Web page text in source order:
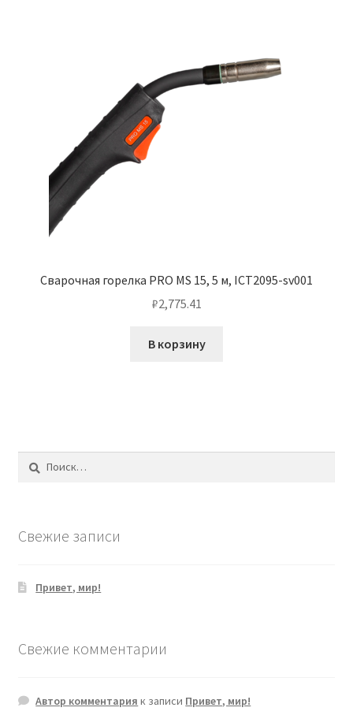
Сварочная горелка PRO MS 15, 5 м, ICT2095-sv001
₽2,775.41
В корзину
Свежие записи
Привет, мир!
Свежие комментарии
Автор комментария к записи Привет, мир!